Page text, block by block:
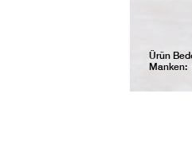
Ürün
Manken: